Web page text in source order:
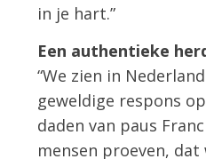
in je hart.”
Een authentieke
“We zien in
geweldige respons
daden van paus
mensen proeven,